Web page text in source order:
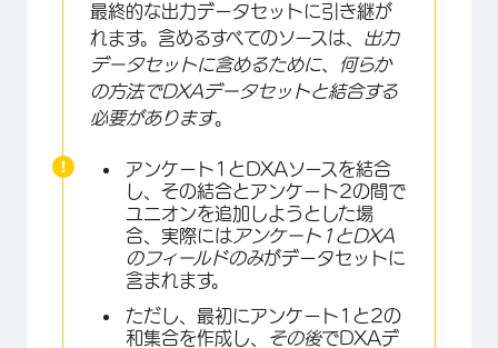
最終的な出力データセットに引き継が
れます。含めるすべてのソースは、 出力
データセットに含めるために、何らか
の方法でDXAデータセットと結合する
必要があります。
アンケート1とDXAソースを結合
し、その結合とアンケート2の間で
ユニオンを追加しようとした場
合、実際には アンケート1とDXA
のフィールドのみがデータセットに
含まれます。
ただし、最初にアンケート1と2の
和集合を作成し、
その後でDXAデ